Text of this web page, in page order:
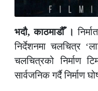
भदौ, काठमाडौँ ।
निर्देशनमा चलचित्र
चलचित्रको निर्माण
सार्वजनिक गर्दै निर्माण